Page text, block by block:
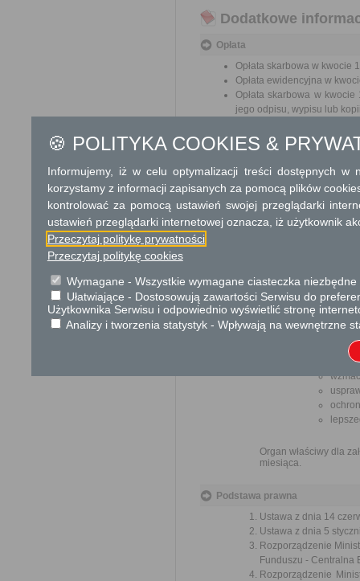
Dodatkowe
Opłata
Opłata skarbowa w kwocie
Opłata ewidencyjna w
Opłata skarbowa w
jego odpisu, wypisu lub
Tryb odwoławczy
Odwołanie wnosi się do
za pośrednictwem organu,
Urzędzie lub data jego
opłat.
biurokratyczne
Przedmiotem
Organ właściwy dla
miesiąca.
Podstawa prawna
Ustawa z dnia 14
Ustawa z dnia 5
Rozporządzenie
Funduszu - Centralna
Rozporządzenie
🍪 POLITYKA COOKIES &
Informujemy, iż w celu optymalizacji treści dostępnych w
korzystamy z informacji zapisanych za pomocą plików
kontrolować za pomocą ustawień swojej przeglądarki
ustawień przeglądarki internetowej oznacza, iż użytkownik
Przeczytaj politykę prywatności
Przeczytaj politykę cookies
Wymagane - Wszystkie wymagane ciasteczka
Ułatwiające - Dostosowują zawartości Serwisu do
Użytkownika Serwisu i odpowiednio wyświetlić stronę
Analizy i tworzenia statystyk - Wpływają na wewnętrzne